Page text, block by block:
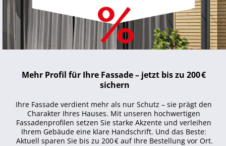
Mehr Profil für Ihre Fassade – jetzt bis zu 200 €
sichern
Ihre Fassade verdient mehr als nur Schutz – sie prägt den
Charakter Ihres Hauses. Mit unseren hochwertigen
Fassadenprofilen setzen Sie starke Akzente und verleihen
Ihrem Gebäude eine klare Handschrift. Und das Beste:
Aktuell sparen Sie bis zu 200 € auf Ihre Bestellung vor Ort.